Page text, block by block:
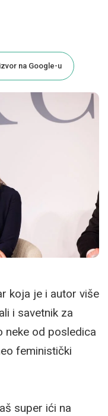
na Google-u
koja je i autor više
i savetnik za
neke od posledica
feministički
super ići na